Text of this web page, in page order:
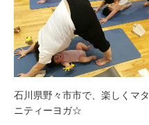
石川県野々市市で、楽しくマタ
ニティーヨガ☆